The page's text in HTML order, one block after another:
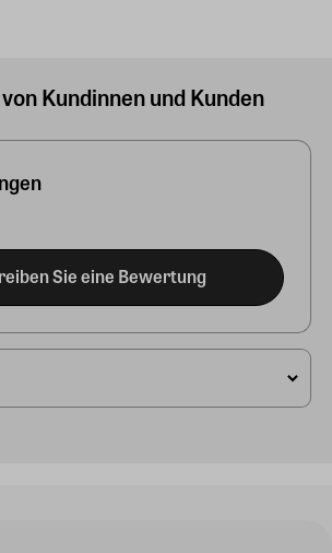
Kundinnen und Kunden
Sie eine Bewertung